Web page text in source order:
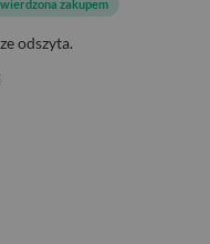
zakupem
odszyta.